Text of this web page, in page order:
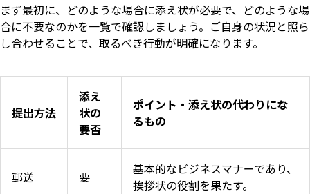
まず最初に、どのような場合に添え状が必要で、どのような場
合に不要なのかを一覧で確認しましょう。ご自身の状況と照ら
し合わせることで、取るべき行動が明確になります。
提出方法
添え
状の
要否
ポイント・添え状の代わりにな
るもの
郵送 要
基本的なビジネスマナーであり、
挨拶状の役割を果たす。